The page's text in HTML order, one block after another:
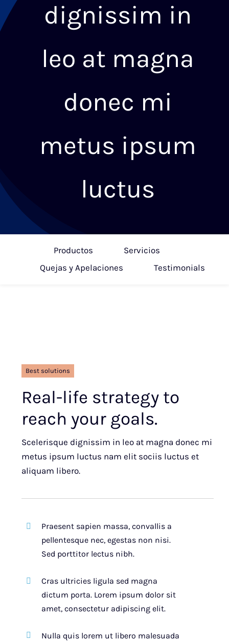
Eventos y Noticias
dignissim in
leo at magna
donec mi
metus ipsum
luctus
Productos
Servicios
Quejas y Apelaciones
Testimonials
Best solutions
Real-life strategy to
reach your goals.
Scelerisque dignissim in leo at magna donec mi
metus ipsum luctus nam elit sociis luctus et
aliquam libero.
Praesent sapien massa, convallis a
pellentesque nec, egestas non nisi.
Sed porttitor lectus nibh.
Cras ultricies ligula sed magna
dictum porta. Lorem ipsum dolor sit
amet, consectetur adipiscing elit.
Nulla quis lorem ut libero malesuada